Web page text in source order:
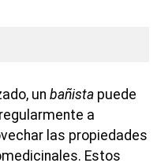
un bañista puede
a
las propiedades
Estos